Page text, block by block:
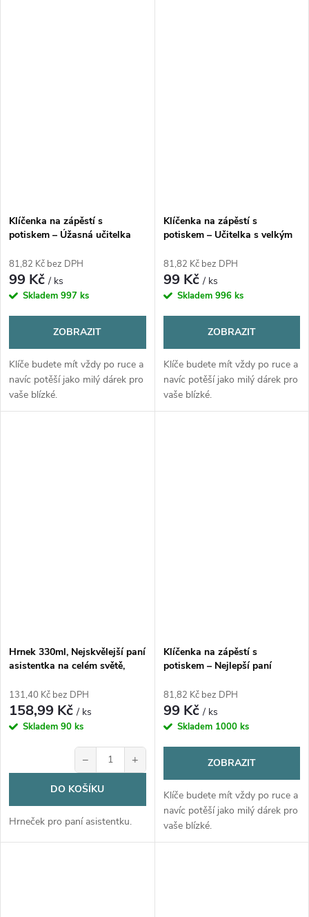
Klíčenka na zápěstí s
potiskem – Úžasná učitelka
81,82 Kč bez DPH
99 Kč/ ks
Skladem 997 ks
ZOBRAZIT
Klíče budete mít vždy po ruce a
navíc potěší jako milý dárek pro
vaše blízké.
Klíčenka na zápěstí s
potiskem – Učitelka s velkým
81,82 Kč bez DPH
99 Kč/ ks
Skladem 996 ks
ZOBRAZIT
Klíče budete mít vždy po ruce a
navíc potěší jako milý dárek pro
vaše blízké.
Hrnek 330ml, Nejskvělejší paní
asistentka na celém světě,
131,40 Kč bez DPH
158,99 Kč/ ks
Skladem 90 ks
− +
DO KOŠÍKU
Hrneček pro paní asistentku.
Klíčenka na zápěstí s
potiskem – Nejlepší paní
81,82 Kč bez DPH
99 Kč/ ks
Skladem 1000 ks
ZOBRAZIT
Klíče budete mít vždy po ruce a
navíc potěší jako milý dárek pro
vaše blízké.